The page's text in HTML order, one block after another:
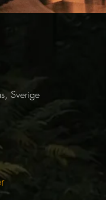
Sverige